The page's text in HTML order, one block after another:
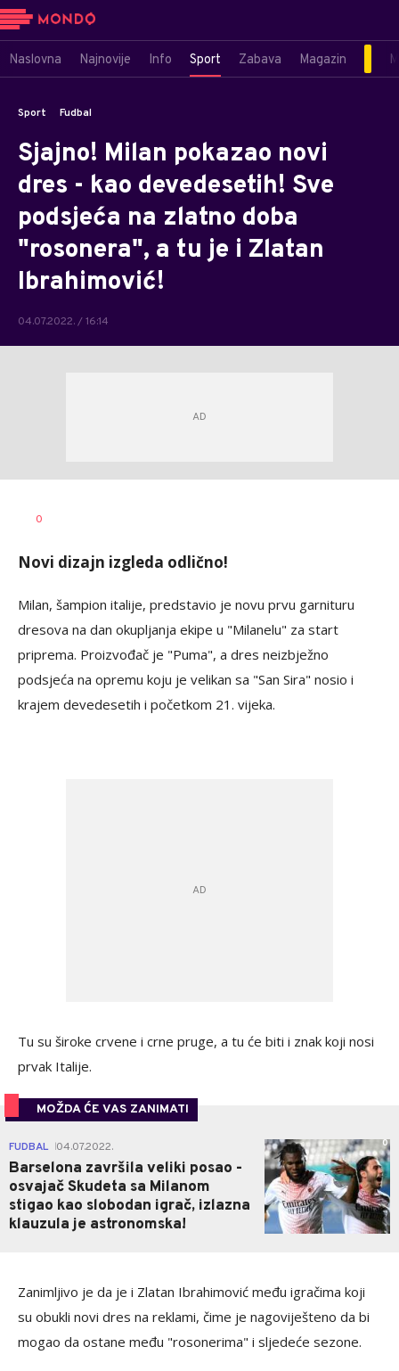
Naslovna Najnovije Info Sport Zabava Magazin
Sport Fudbal
Sjajno! Milan pokazao novi
dres - kao devedesetih! Sve
podsjeća na zlatno doba
"rosonera", a tu je i Zlatan
Ibrahimović!
04.07.2022. / 16:14
AUTOR
0
Novi dizajn izgleda odlično!
Milan, šampion italije, predstavio je novu prvu garnituru
dresova na dan okupljanja ekipe u "Milanelu" za start
priprema. Proizvođač je "Puma", a dres neizbježno
podsjeća na opremu koju je velikan sa "San Sira" nosio i
krajem devedesetih i početkom 21. vijeka.
Tu su široke crvene i crne pruge, a tu će biti i znak koji nosi
prvak Italije.
MOŽDA ĆE VAS ZANIMATI
FUDBAL 04.07.2022.
Barselona završila veliki posao -
osvajač Skudeta sa Milanom
stigao kao slobodan igrač, izlazna
klauzula je astronomska!
0
Zanimljivo je da je i Zlatan Ibrahimović među igračima koji
su obukli novi dres na reklami, čime je nagoviješteno da bi
mogao da ostane među "rosonerima" i sljedeće sezone.